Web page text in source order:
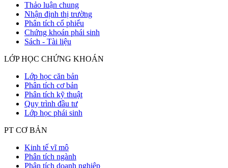
Thảo luận chung
Nhận định thị trường
Phân tích cổ phiếu
Chứng khoán phái sinh
Sách - Tài liệu
LỚP HỌC CHỨNG KHOÁN
Lớp học căn bản
Phân tích cơ bản
Phân tích kỹ thuật
Quy trình đầu tư
Lớp học phái sinh
PT CƠ BẢN
Kinh tế vĩ mô
Phân tích ngành
Phân tích doanh nghiệp